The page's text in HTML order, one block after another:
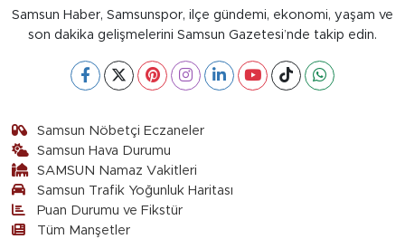
Samsun Haber, Samsunspor, ilçe gündemi, ekonomi, yaşam ve
son dakika gelişmelerini Samsun Gazetesi’nde takip edin.
Samsun Nöbetçi Eczaneler
Samsun Hava Durumu
SAMSUN Namaz Vakitleri
Samsun Trafik Yoğunluk Haritası
Puan Durumu ve Fikstür
Tüm Manşetler